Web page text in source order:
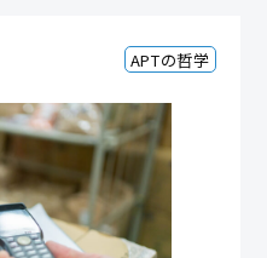
APTの哲学